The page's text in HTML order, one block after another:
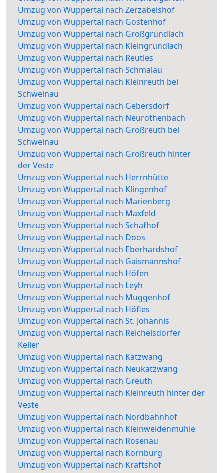
Umzug von Wuppertal nach Zerzabelshof
Umzug von Wuppertal nach Gostenhof
Umzug von Wuppertal nach Großgründlach
Umzug von Wuppertal nach Kleingründlach
Umzug von Wuppertal nach Reutles
Umzug von Wuppertal nach Schmalau
Umzug von Wuppertal nach Kleinreuth bei
Schweinau
Umzug von Wuppertal nach Gebersdorf
Umzug von Wuppertal nach Neuröthenbach
Umzug von Wuppertal nach Großreuth bei
Schweinau
Umzug von Wuppertal nach Großreuth hinter
der Veste
Umzug von Wuppertal nach Herrnhütte
Umzug von Wuppertal nach Klingenhof
Umzug von Wuppertal nach Marienberg
Umzug von Wuppertal nach Maxfeld
Umzug von Wuppertal nach Schafhof
Umzug von Wuppertal nach Doos
Umzug von Wuppertal nach Eberhardshof
Umzug von Wuppertal nach Gaismannshof
Umzug von Wuppertal nach Höfen
Umzug von Wuppertal nach Leyh
Umzug von Wuppertal nach Muggenhof
Umzug von Wuppertal nach Höfles
Umzug von Wuppertal nach St. Johannis
Umzug von Wuppertal nach Reichelsdorfer
Keller
Umzug von Wuppertal nach Katzwang
Umzug von Wuppertal nach Neukatzwang
Umzug von Wuppertal nach Greuth
Umzug von Wuppertal nach Kleinreuth hinter der
Veste
Umzug von Wuppertal nach Nordbahnhof
Umzug von Wuppertal nach Kleinweidenmühle
Umzug von Wuppertal nach Rosenau
Umzug von Wuppertal nach Kornburg
Umzug von Wuppertal nach Kraftshof